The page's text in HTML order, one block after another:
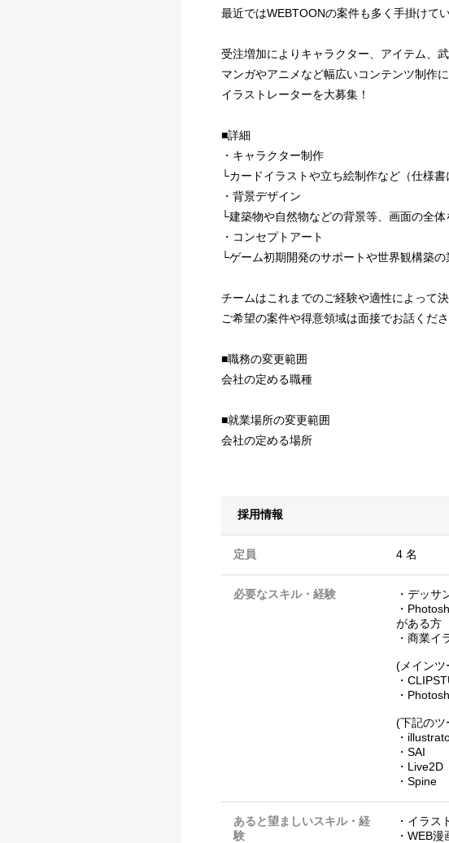
最近ではWEBTOONの案件も多く手掛けてい
受注増加によりキャラクター、アイテム、武
マンガやアニメなど幅広いコンテンツ制作
イラストレーターを大募集！
■詳細
・キャラクター制作
└カードイラストや立ち絵制作など（仕様
・背景デザイン
└建築物や自然物などの背景等、画面の全
・コンセプトアート
└ゲーム初期開発のサポートや世界観構築
チームはこれまでのご経験や適性によって決
ご希望の案件や得意領域は面接でお話くださ
■職務の変更範囲
会社の定める職種
■就業場所の変更範囲
会社の定める場所
採用情報
定員 4 名
必要なスキル・経験
・デッサ
・
がある方
・商業イ
(メインツ
・
・
(下記のツ
・
・SAI
・Live2D
・Spine
あると望ましいスキル・経
験
・イラス
・WEB